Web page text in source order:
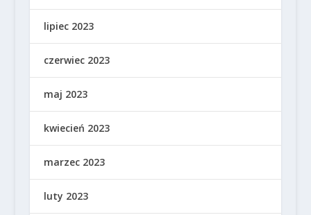
lipiec 2023
czerwiec 2023
maj 2023
kwiecień 2023
marzec 2023
luty 2023